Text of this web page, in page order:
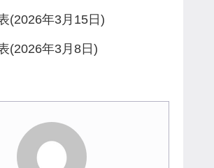
(2026年3月15日)
(2026年3月8日)